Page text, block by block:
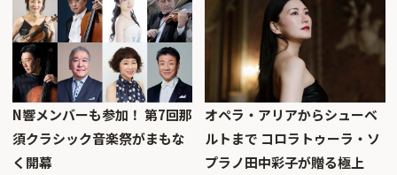
N響メンバーも参加！ 第7回那
須クラシック音楽祭がまもな
く開幕
オペラ・アリアからシューベ
ルトまで コロラトゥーラ・ソ
プラノ田中彩子が贈る極上